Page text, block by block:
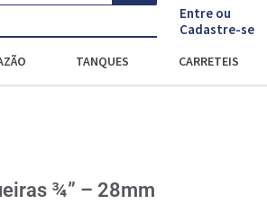
Entre ou
Cadastre-se
TANQUES CARRETEIS
¾” – 28mm